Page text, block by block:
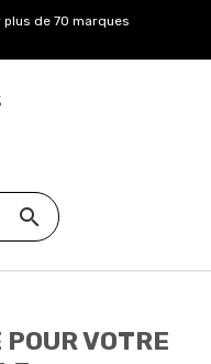
plus de 70 marques

VOTRE